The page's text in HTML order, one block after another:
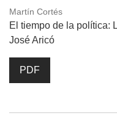
Martín Cortés
El tiempo de la política:
José Aricó
PDF